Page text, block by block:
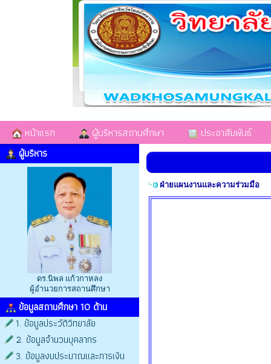
หน้าแรก ผู้บริหารสถานศึกษา ประชาสัมพันธ์
ผู้บริหาร
ดร.นิพล แก้วกาหลง
ผู้อำนวยการสถานศึกษา
ข้อมูลสถานศึกษา 10 ด้าน
1. ข้อมูลประวัติวิทยาลัย
2. ข้อมูลจำนวนบุคลากร
3. ข้อมูลงบประมาณและการเงิน
ฝ่ายแผนงานและความร่วมมือ